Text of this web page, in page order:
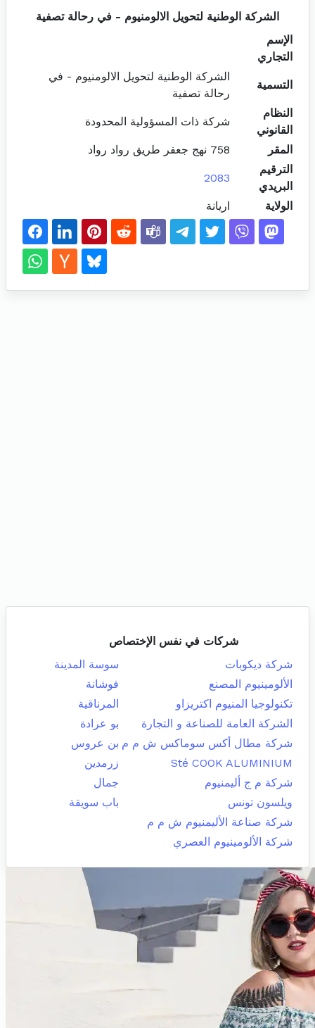
الشركة الوطنية لتحويل الالومنيوم - في رحالة تصفية
الإسم
التجاري
التسمية
الشركة الوطنية لتحويل الالومنيوم - في
رحالة تصفية
النظام
القانوني
شركة ذات المسؤولية المحدودة
المقر
758 نهج جعفر طريق رواد رواد
الترقيم
البريدي
2083
الولاية اريانة
شركات في نفس الإختصاص
شركة ديكوبات
سوسة المدينة
الألومينيوم المصنع
فوشانة
تكنولوجيا المنيوم اكتريزاو
المرناقية
الشركة العامة للصناعة و التجارة
بو عرادة
شركة مطال أكس سوماكس ش م م بن عروس
Sté COOK ALUMINIUM
زرمدين
شركة م ج أليمنيوم
جمال
ويلسون تونس
باب سويقة
شركة صناعة الأليمنيوم ش م م
شركة الألومينيوم العصري